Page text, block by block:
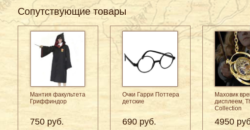
Сопутствующие товары
Мантия факультета
Гриффиндор
750 руб.
Очки Гарри Поттера
детские
690 руб.
Маховик
дисплеем,
Collection
4950